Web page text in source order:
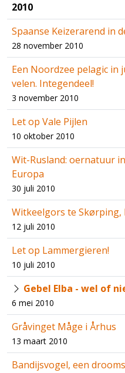
2010
Spaanse Keizerarend in
28 november 2010
Een Noordzee pelagic in
velen. Integendeel!
3 november 2010
Let op Vale Pijlen
10 oktober 2010
Wit-Rusland: oernatuur
Europa
30 juli 2010
Witkeelgors te Skørping,
12 juli 2010
Let op Lammergieren!
10 juli 2010
Gebel Elba - wel of
6 mei 2010
Gråvinget Måge i Århus
13 maart 2010
Bandijsvogel, een